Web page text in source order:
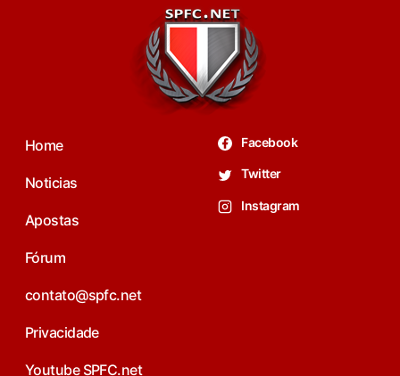
Home
Noticias
Apostas
Fórum
contato@spfc.net
Privacidade
Youtube SPFC.net
Facebook
Twitter
Instagram